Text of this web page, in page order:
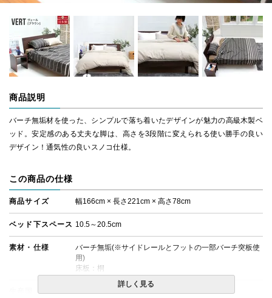
商品説明
バーチ無垢材を使った、シンプルで落ち着いたデザインが魅力の高級木製ベ
ッド。安定感のある丈夫な脚は、高さを3段階に変えられる使い勝手の良い
デザイン！通気性の良いスノコ仕様。
この商品の仕様
商品サイズ 幅166cm × 長さ221cm × 高さ78cm
ベッド下スペース 10.5～20.5cm
素材・仕様
バーチ無垢(※サイドレールとフットの一部バーチ突板使
用)
床板：桐
ベッドフレーム：日本
詳しく見る